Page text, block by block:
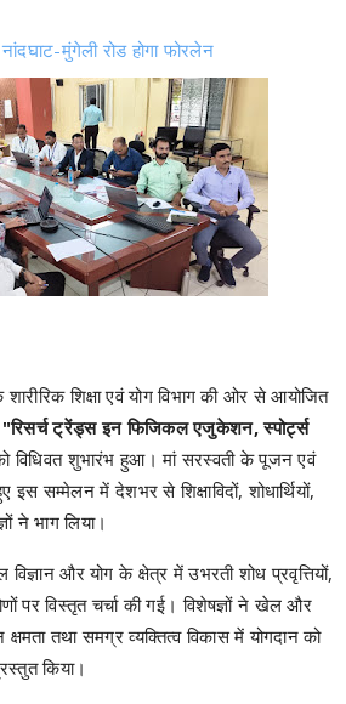
मुंगेली रोड होगा फोरलेन
शारीरिक शिक्षा एवं योग विभाग की ओर से आयोजित
"रिसर्च ट्रेंड्स इन फिजिकल एजुकेशन, स्पोर्ट्स
विधिवत शुभारंभ हुआ। मां सरस्वती के पूजन एवं
सम्मेलन में देशभर से शिक्षाविदों, शोधार्थियों,
ने भाग लिया।
और योग के क्षेत्र में उभरती शोध प्रवृत्तियों,
पर विस्तृत चर्चा की गई। विशेषज्ञों ने खेल और
तथा समग्र व्यक्तित्व विकास में योगदान को
किया।